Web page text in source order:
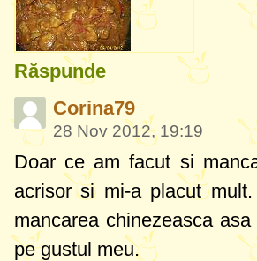
Răspunde
Corina79
28 Nov 2012, 19:19
Doar ce am facut si
acrisor si mi-a placut
mancarea chinezeasca
pe gustul meu.